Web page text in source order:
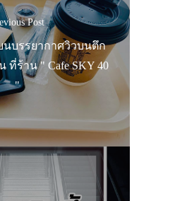
Post
บรรยากาศวิวบนตึก
ที่ร้าน " Cafe SKY 40
"